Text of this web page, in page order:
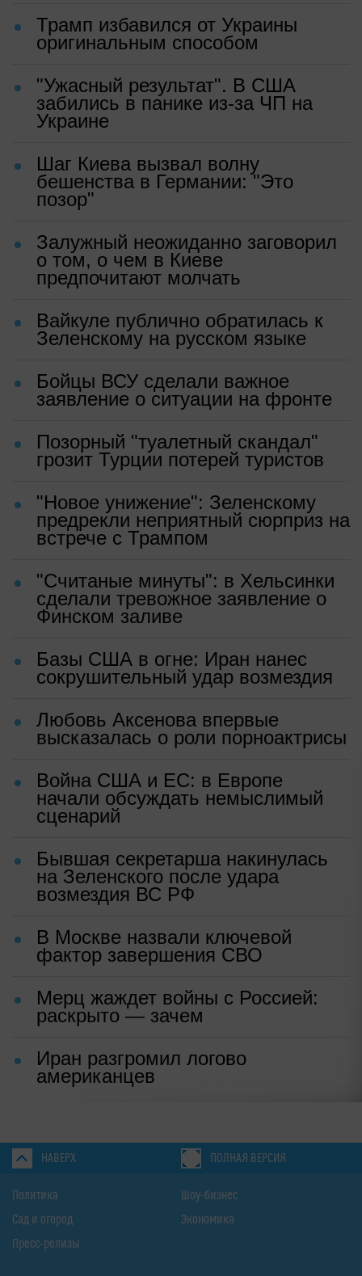
Трамп избавился от Украины
оригинальным способом
"Ужасный результат". В США
забились в панике из-за ЧП на
Украине
Шаг Киева вызвал волну
бешенства в Германии: "Это
позор"
Залужный неожиданно заговорил
о том, о чем в Киеве
предпочитают молчать
Вайкуле публично обратилась к
Зеленскому на русском языке
Бойцы ВСУ сделали важное
заявление о ситуации на фронте
Позорный "туалетный скандал"
грозит Турции потерей туристов
"Новое унижение": Зеленскому
предрекли неприятный сюрприз на
встрече с Трампом
"Считаные минуты": в Хельсинки
сделали тревожное заявление о
Финском заливе
Базы США в огне: Иран нанес
сокрушительный удар возмездия
Любовь Аксенова впервые
высказалась о роли порноактрисы
Война США и ЕС: в Европе
начали обсуждать немыслимый
сценарий
Бывшая секретарша накинулась
на Зеленского после удара
возмездия ВС РФ
В Москве назвали ключевой
фактор завершения СВО
Мерц жаждет войны с Россией:
раскрыто — зачем
Иран разгромил логово
американцев
НАВЕРХ ПОЛНАЯ ВЕРСИЯ
Политика
Сад и огород
Пресс-релизы
Шоу-бизнес
Экономика